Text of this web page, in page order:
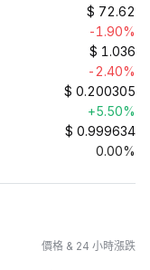
$ 72.62
-1.90%
$ 1.036
-2.40%
$ 0.200305
+5.50%
$ 0.999634
0.00%
價格 & 24 小時漲跌